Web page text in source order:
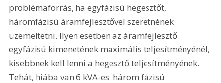
problémaforrás, ha egyfázisú hegesztőt,
háromfázisú áramfejlesztővel szeretnének
üzemeltetni. Ilyen esetben az áramfejlesztő
egyfázisú kimenetének maximális teljesítményénél,
kisebbnek kell lenni a hegesztő teljesítményének.
Tehát, hiába van 6 kVA-es, három fázisú